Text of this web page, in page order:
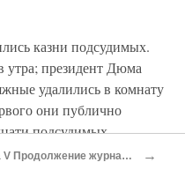
казни подсудимых.
утра; президент Дюма
удалились в комнату
они публично
подсудимых
же был только
Глава V Продолжение журнала Генриха Сансона →